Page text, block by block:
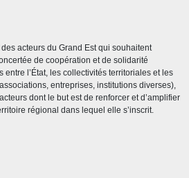
acteurs du Grand Est qui souhaitent
de coopération et de solidarité
l’État, les collectivités territoriales et les
entreprises, institutions diverses),
dont le but est de renforcer et d’amplifier
régional dans lequel elle s’inscrit.